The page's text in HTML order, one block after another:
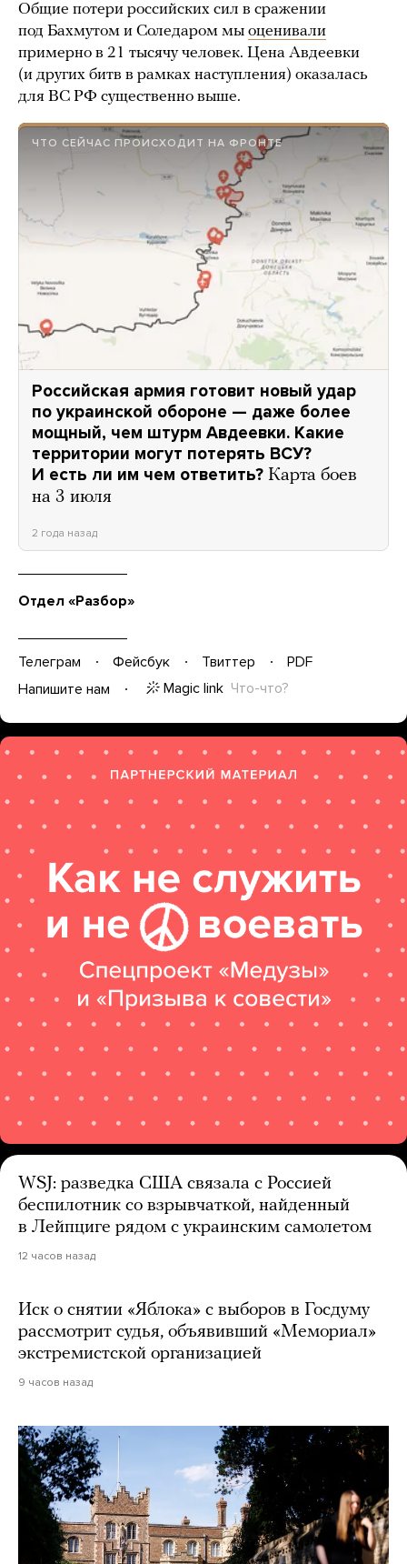
Общие потери российских сил в сражении
под Бахмутом и Соледаром мы оценивали
примерно в 21 тысячу человек. Цена Авдеевки
(и других битв в рамках наступления) оказалась
для ВС РФ существенно выше.
ЧТО СЕЙЧАС ПРОИСХОДИТ НА ФРОНТЕ
Российская армия готовит новый удар
по украинской обороне — даже более
мощный, чем штурм Авдеевки. Какие
территории могут потерять ВСУ?
И есть ли им чем ответить? Карта боев
на 3 июля
2 года назад
Отдел «Разбор»
Телеграм Фейсбук Твиттер
PDF
Напишите нам
Magic link Что-что?
WSJ: разведка США связала с Россией
беспилотник со взрывчаткой, найденный
в Лейпциге рядом с украинским самолетом
12 часов назад
Иск о снятии «Яблока» с выборов в Госдуму
рассмотрит судья, объявивший «Мемориал»
экстремистской организацией
9 часов назад